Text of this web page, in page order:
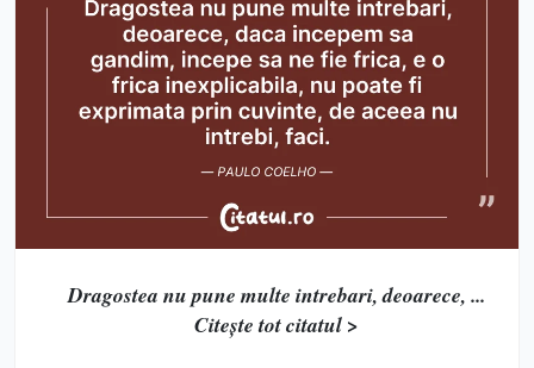
Dragostea nu pune multe intrebari, deoarece, ...
Citește tot citatul >